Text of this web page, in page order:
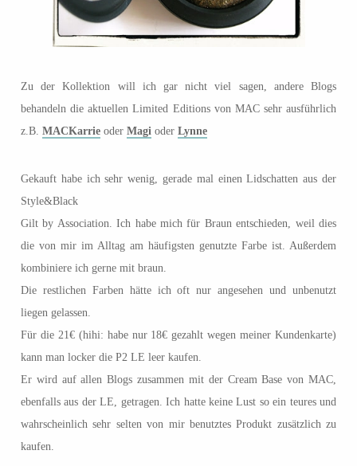
Zu der Kollektion will ich gar nicht viel sagen, andere Blogs
behandeln die aktuellen Limited Editions von MAC sehr ausführlich
z.B. MACKarrie oder Magi oder Lynne
Gekauft habe ich sehr wenig, gerade mal einen Lidschatten aus der
Style&Black
Gilt by Association. Ich habe mich für Braun entschieden, weil dies
die von mir im Alltag am häufigsten genutzte Farbe ist. Außerdem
kombiniere ich gerne mit braun.
Die restlichen Farben hätte ich oft nur angesehen und unbenutzt
liegen gelassen.
Für die 21€ (hihi: habe nur 18€ gezahlt wegen meiner Kundenkarte)
kann man locker die P2 LE leer kaufen.
Er wird auf allen Blogs zusammen mit der Cream Base von MAC,
ebenfalls aus der LE, getragen. Ich hatte keine Lust so ein teures und
wahrscheinlich sehr selten von mir benutztes Produkt zusätzlich zu
kaufen.